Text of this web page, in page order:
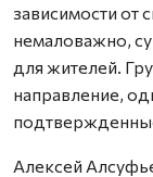
зависимости от
немаловажно,
для жителей.
направление,
Алексей